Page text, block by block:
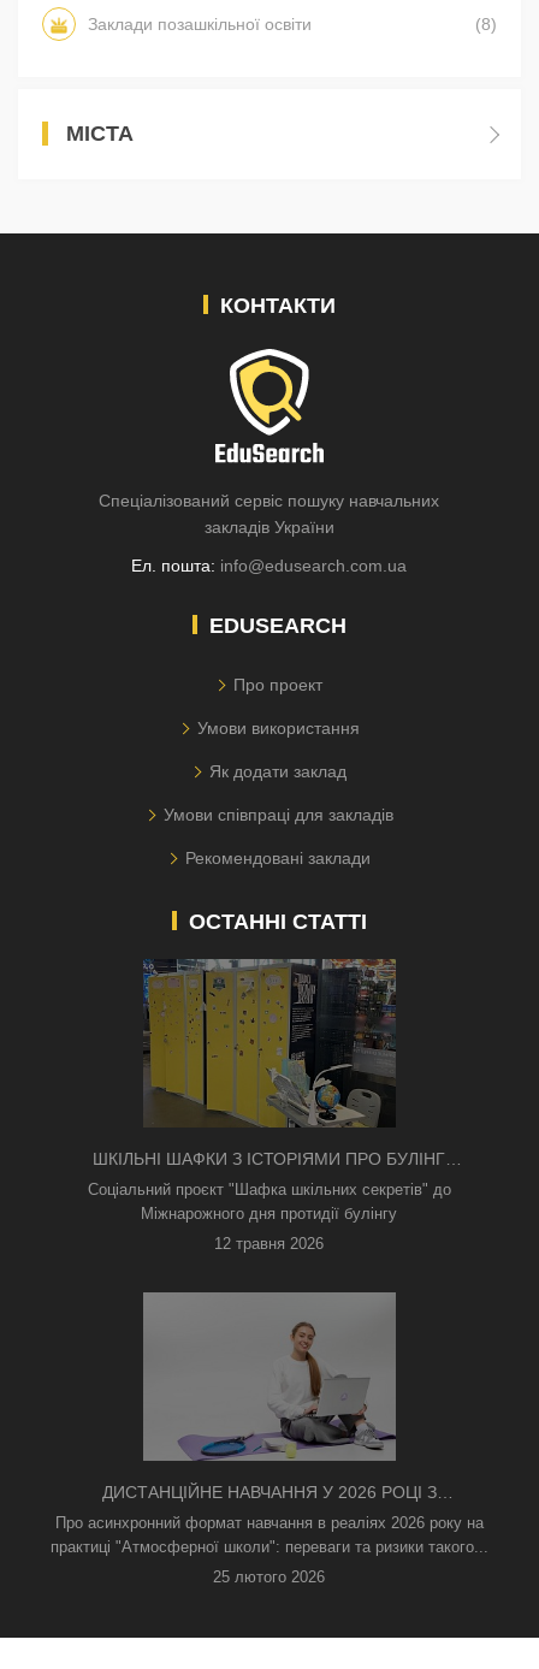
Заклади позашкільної освіти (8)
МІСТА
КОНТАКТИ
Спеціалізований сервіс пошуку навчальних
закладів України
Ел. пошта: info@edusearch.com.ua
EDUSEARCH
Про проект
Умови використання
Як додати заклад
Умови співпраці для закладів
Рекомендовані заклади
ОСТАННІ СТАТТІ
ШКІЛЬНІ ШАФКИ З ІСТОРІЯМИ ПРО БУЛІНГ
З'ЯВИЛИСЯ В КИЄВІ
Соціальний проєкт "Шафка шкільних секретів" до
Міжнарожного дня протидії булінгу
12 травня 2026
ДИСТАНЦІЙНЕ НАВЧАННЯ У 2026 РОЦІ З
ТРИВОГАМИ ТА БЕЗ СВІТЛА: ЯК АСИНХРОННИЙ
ФОРМАТ РЯТУЄ ОСВІТНІЙ ПРОЦЕС
Про асинхронний формат навчання в реаліях 2026 року на
практиці "Атмосферної школи": переваги та ризики такого...
25 лютого 2026